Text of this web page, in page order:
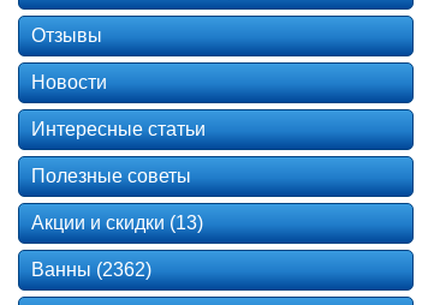
Отзывы
Новости
Интересные статьи
Полезные советы
Акции и скидки (13)
Ванны (2362)